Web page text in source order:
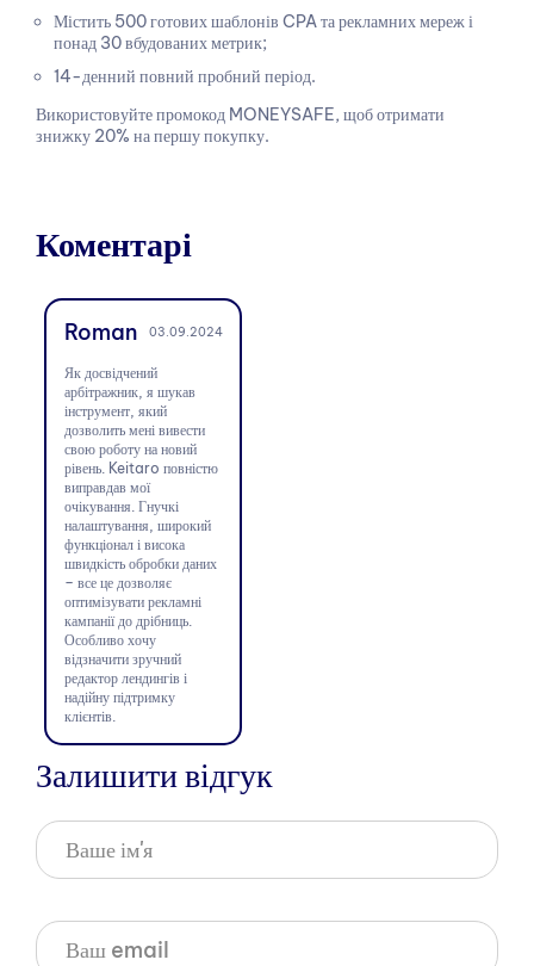
Містить 500 готових шаблонів CPA та рекламних мереж і
понад 30 вбудованих метрик;
14-денний повний пробний період.
Використовуйте промокод MONEYSAFE, щоб отримати
знижку 20% на першу покупку.
Коментарі
Roman 03.09.2024
Як досвідчений
арбітражник, я шукав
інструмент, який
дозволить мені вивести
свою роботу на новий
рівень. Keitaro повністю
виправдав мої
очікування. Гнучкі
налаштування, широкий
функціонал і висока
швидкість обробки даних
– все це дозволяє
оптимізувати рекламні
кампанії до дрібниць.
Особливо хочу
відзначити зручний
редактор лендингів і
надійну підтримку
клієнтів.
Залишити відгук